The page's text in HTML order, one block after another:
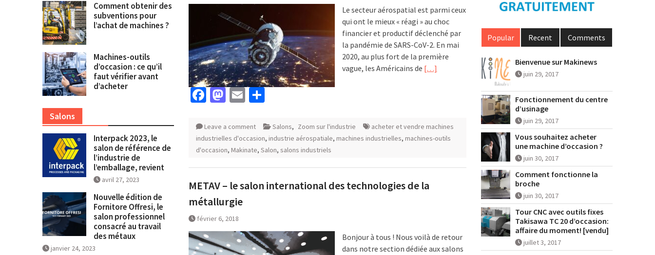
Le secteur aérospatial est parmi ceux
qui ont le mieux « réagi » au choc
financier et productif déclenché par
la pandémie de SARS-CoV-2. En mai
2020, au plus fort de la première
vague, les Américains de […]
Facebook
Mastodon
Email
Leave a comment Salons, Zoom sur l'industrie
acheter et vendre machines
industrielles d'occasion, industrie aérospatiale, machines industrielles, machines-outils
d'occasion, Makinate, Salon, salons industriels
METAV – le salon international des technologies de la
métallurgie
février 6, 2018
Bonjour à tous ! Nous voilà de retour
dans notre section dédiée aux salons
Popular Recent Comments
Bienvenue sur Makinews
juin 29, 2017
Fonctionnement du centre
d’usinage
juin 29, 2017
Vous souhaitez acheter
une machine d’occasion ?
juin 30, 2017
Comment fonctionne la
broche
juin 30, 2017
Tour CNC avec outils fixes
Takisawa TC 20 d’occasion:
affaire du moment! [vendu]
juillet 3, 2017
Comment obtenir des
subventions pour
l’achat de machines ?
Machines-outils
d’occasion : ce qu’il
faut vérifier avant
d’acheter
Salons
Interpack 2023, le
salon de référence de
l’industrie de
l’emballage, revient
avril 27, 2023
Nouvelle édition de
Fornitore Offresi, le
salon professionnel
consacré au travail
des métaux
janvier 24, 2023